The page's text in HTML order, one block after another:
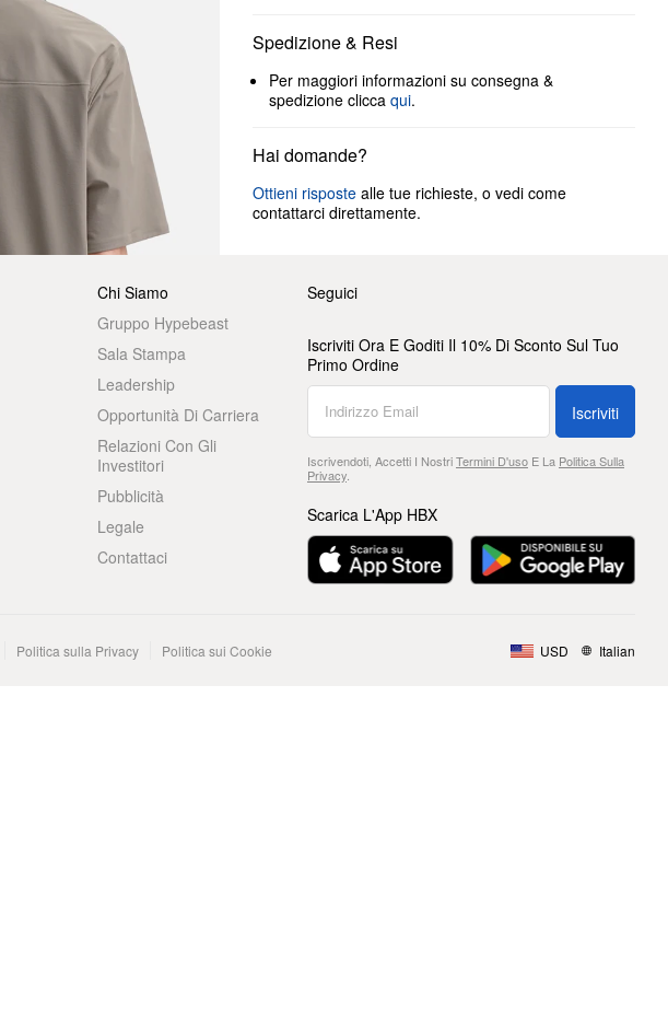
Spedizione & Resi
Per maggiori informazioni su consegna &
spedizione clicca qui.
Hai domande?
Ottieni risposte alle tue richieste, o vedi come
contattarci direttamente.
Chi Siamo
Gruppo Hypebeast
Sala Stampa
Leadership
Opportunità Di Carriera
Relazioni Con Gli
Investitori
Pubblicità
Legale
Contattaci
Seguici
Iscriviti Ora E Goditi Il 10% Di Sconto Sul Tuo
Primo Ordine
Iscriviti
Iscrivendoti, Accetti I NostriTermini D'usoE La Politica Sulla
Privacy.
Scarica L'App HBX
Politica sulla Privacy Politica sui Cookie USD Italian